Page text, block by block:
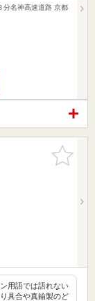
分名神高速道路 京都
お気に入
りに追加
用語では語れない
具合や真鍮製のど